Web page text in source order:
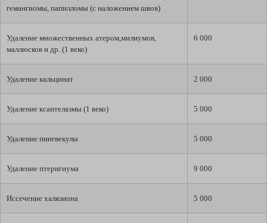
гемангиомы, папилломы (с наложением швов)
Удаление множественных атером,милиумов,
маллюсков и др. (1 веко)
6 000
Удаление кальцинат 2 000
Удаление ксантелазмы (1 веко) 5 000
Удаление пингвекулы 5 000
Удаление птеригиума 9 000
Иссечение халязиона 5 000